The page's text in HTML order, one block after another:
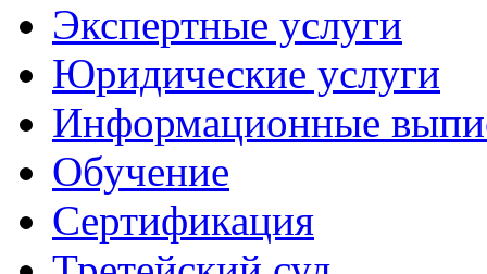
Экспертные услуги
Юридические услуги
Информационные
Обучение
Сертификация